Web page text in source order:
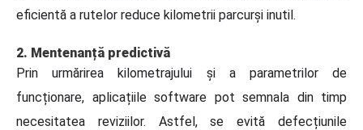
eficientă a rutelor reduce kilometrii parcurși inutil.
2. Mentenanță predictivă
Prin urmărirea kilometrajului și a parametrilor de
funcționare, aplicațiile software pot semnala din timp
necesitatea reviziilor. Astfel, se evită defecțiunile